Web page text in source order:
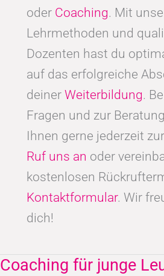
oder Coaching. Mit
Lehrmethoden und
Dozenten hast du
auf das erfolgreiche
deiner Weiterbildung.
Fragen und zur
Ihnen gerne jederzeit
Ruf uns an oder
kostenlosen
Kontaktformular. Wir
dich!
Coaching für junge
Coaching